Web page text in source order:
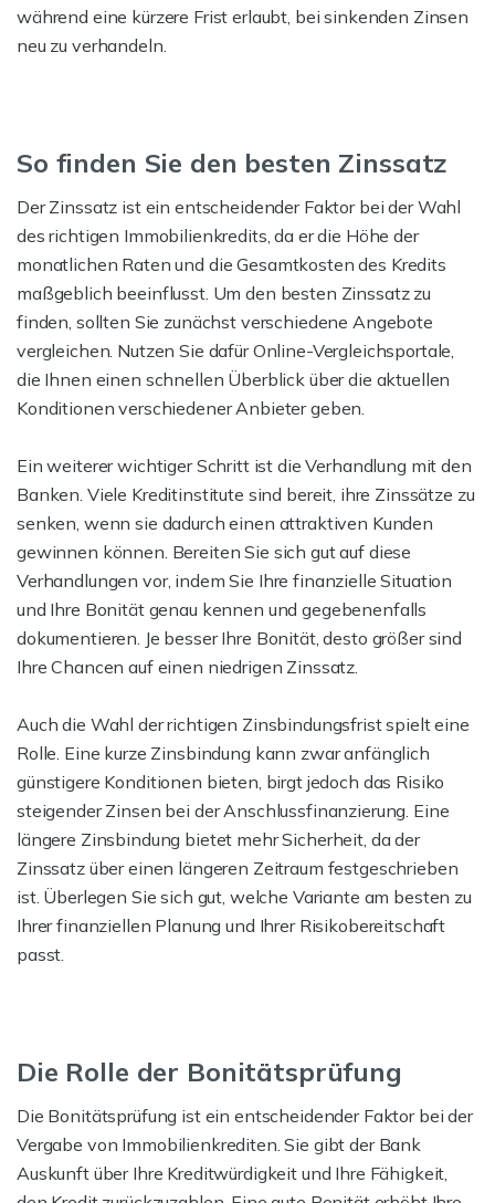
während eine kürzere Frist erlaubt, bei sinkenden Zinsen
neu zu verhandeln.
So finden Sie den besten Zinssatz
Der Zinssatz ist ein entscheidender Faktor bei der Wahl
des richtigen Immobilienkredits, da er die Höhe der
monatlichen Raten und die Gesamtkosten des Kredits
maßgeblich beeinflusst. Um den besten Zinssatz zu
finden, sollten Sie zunächst verschiedene Angebote
vergleichen. Nutzen Sie dafür Online-Vergleichsportale,
die Ihnen einen schnellen Überblick über die aktuellen
Konditionen verschiedener Anbieter geben.
Ein weiterer wichtiger Schritt ist die Verhandlung mit den
Banken. Viele Kreditinstitute sind bereit, ihre Zinssätze zu
senken, wenn sie dadurch einen attraktiven Kunden
gewinnen können. Bereiten Sie sich gut auf diese
Verhandlungen vor, indem Sie Ihre finanzielle Situation
und Ihre Bonität genau kennen und gegebenenfalls
dokumentieren. Je besser Ihre Bonität, desto größer sind
Ihre Chancen auf einen niedrigen Zinssatz.
Auch die Wahl der richtigen Zinsbindungsfrist spielt eine
Rolle. Eine kurze Zinsbindung kann zwar anfänglich
günstigere Konditionen bieten, birgt jedoch das Risiko
steigender Zinsen bei der Anschlussfinanzierung. Eine
längere Zinsbindung bietet mehr Sicherheit, da der
Zinssatz über einen längeren Zeitraum festgeschrieben
ist. Überlegen Sie sich gut, welche Variante am besten zu
Ihrer finanziellen Planung und Ihrer Risikobereitschaft
passt.
Die Rolle der Bonitätsprüfung
Die Bonitätsprüfung ist ein entscheidender Faktor bei der
Vergabe von Immobilienkrediten. Sie gibt der Bank
Auskunft über Ihre Kreditwürdigkeit und Ihre Fähigkeit,